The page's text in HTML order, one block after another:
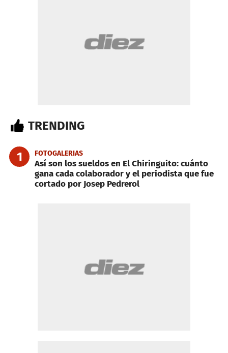
TRENDING
1 FOTOGALERIAS
Así son los sueldos en El Chiringuito: cuánto
gana cada colaborador y el periodista que fue
cortado por Josep Pedrerol